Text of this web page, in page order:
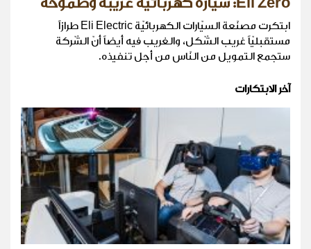
ابتكرت مصنّعة السيّارات الكهربائيّة Eli Electric طرازاً
مستقبليّاً غريب الشّكل، والغريب فيه أيضاً أنّ الشّركة
ستجمع التمويل من النّاس من أجل تنفيذه.
آخر الابتكارات